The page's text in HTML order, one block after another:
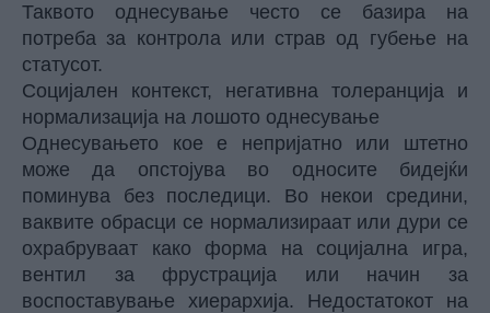
Таквото однесување често се базира на
потреба за контрола или страв од губење на
статусот.
Социјален контекст, негативна толеранција и
нормализација на лошото однесување
Однесувањето кое е непријатно или штетно
може да опстојува во односите бидејќи
поминува без последици. Во некои средини,
ваквите обрасци се нормализираат или дури се
охрабруваат како форма на социјална игра,
вентил за фрустрација или начин за
воспоставување хиерархија. Недостатокот на